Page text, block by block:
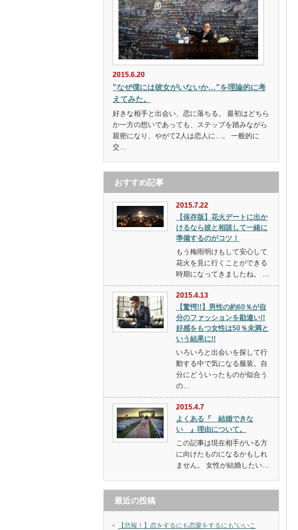
2015.6.20
”なぜ僕には彼女がいないか…”を理論的に考
えてみた。
好きな相手と出会い、恋に落ちる。 最初はどちら
か一方の想いであっても、ステップを踏みながら
親密になり、やがて2人は恋人に…。 一般的に
交…
おすすめ記事
2015.7.22
【保存版】花火デートに出か
けるなら彼と相談して一緒に
準備するのがコツ！
もう梅雨明けもして安心して
花火を見に行くことができる
時期になってきましたね。 …
2015.4.13
【驚愕!!】男性の約60％が自
分のファッションを勘違い!!
好感をもつ女性は50％未満と
いう結果に!!
いろいろと出会いを探して行
動する中で気になる服装。自
分にどういったものが似合う
の…
2015.4.7
よくある『 結婚できな
い 』理由について。
この記事は現在相手がいる方
に向けたものになるかもしれ
ません。 女性が結婚したい…
最近の投稿
【悲報！】恋をするにも恋愛をするにも”いいこ